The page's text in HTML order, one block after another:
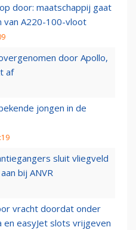
door: maatschappij gaat
van A220-100-vloot
door Apollo,
af
jongen in de
sluit vliegveld
bij ANVR
vracht doordat onder
en easyJet slots vrijgeven